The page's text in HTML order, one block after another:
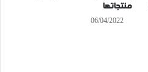
منتجاتها
06/04/2022